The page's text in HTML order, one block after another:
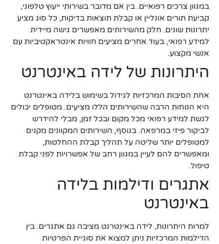
במגוון צרכים רפואיים. בין אם מדובר בשירותי ייעוץ טלפוני,
קביעת תורים אונליין או קבלת תוצאות בדיקות, כל סוג מציע
יתרונות שונים. חלק מהשירותים מאפשרים גישה מיידית
למידע רפואי, בעוד אחרים מציעים חוויות אינטראקטיביות עם
אנשי מקצוע.
היתרונות של לידה באינטרנט
אחת הסיבות המרכזיות לגידול בשימוש בלידה באינטרנט
היא הנוחות הרבה שהשירותים הללו מציעים. מטופלים יכולים
לגשת למידע רפואי מכל מקום ובכל זמן, מבלי להידרש
לביקור פיזי במרפאה. בנוסף, השירותים המקוונים מקנים
למטופלים יותר שליטה על תהליך קבלת ההחלטות,
ומאפשרים להם לעיין במגוון רחב של אפשרויות לפני קבלת
טיפול.
אתגרים ודילמות בלידה
באינטרנט
למרות היתרונות, לידה באינטרנט מציבה גם אתגרים. בין
הדילמות המרכזיות ניתן למצוא את סוגיית הפרטיות